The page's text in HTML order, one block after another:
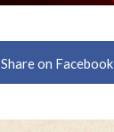
Share on Facebook